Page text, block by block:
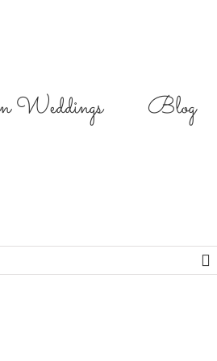
Weddings Blog